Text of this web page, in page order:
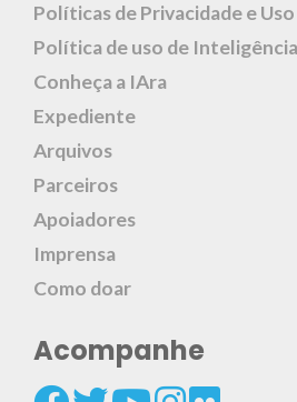
Políticas de Privacidade e
Política de uso de
Conheça a IAra
Expediente
Arquivos
Parceiros
Apoiadores
Imprensa
Como doar
Acompanhe